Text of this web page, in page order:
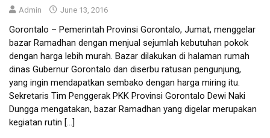
Admin June 13, 2016
Gorontalo – Pemerintah Provinsi Gorontalo, Jumat, menggelar
bazar Ramadhan dengan menjual sejumlah kebutuhan pokok
dengan harga lebih murah. Bazar dilakukan di halaman rumah
dinas Gubernur Gorontalo dan diserbu ratusan pengunjung,
yang ingin mendapatkan sembako dengan harga miring itu.
Sekretaris Tim Penggerak PKK Provinsi Gorontalo Dewi Naki
Dungga mengatakan, bazar Ramadhan yang digelar merupakan
kegiatan rutin […]